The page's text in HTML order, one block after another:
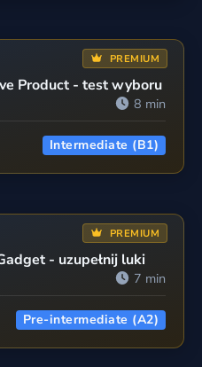
PREMIUM
Product - test wyboru
8 min
Intermediate (B1)
PREMIUM
- uzupełnij luki
7 min
Pre-intermediate (A2)